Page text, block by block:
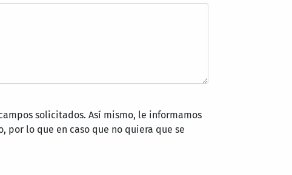
solicitados. Así mismo, le informamos
por lo que en caso que no quiera que se